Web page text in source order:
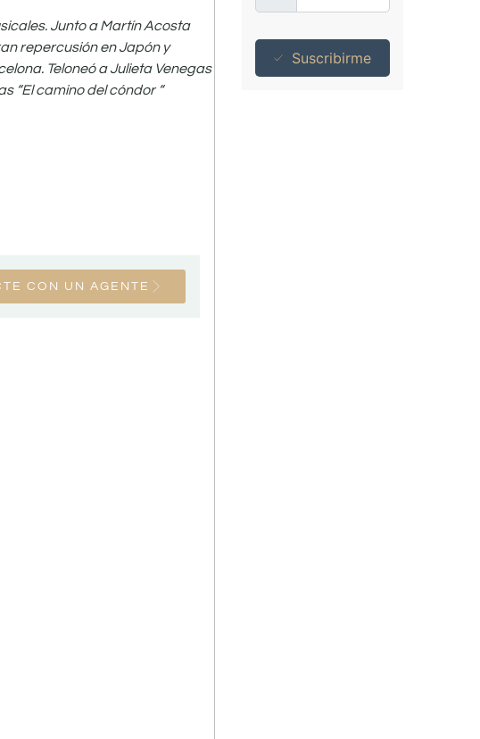
Junto a Martín Acosta
repercusión en Japón y
Teloneó a Julieta Venegas
“El camino del cóndor “
CON UN AGENTE
Suscribirme